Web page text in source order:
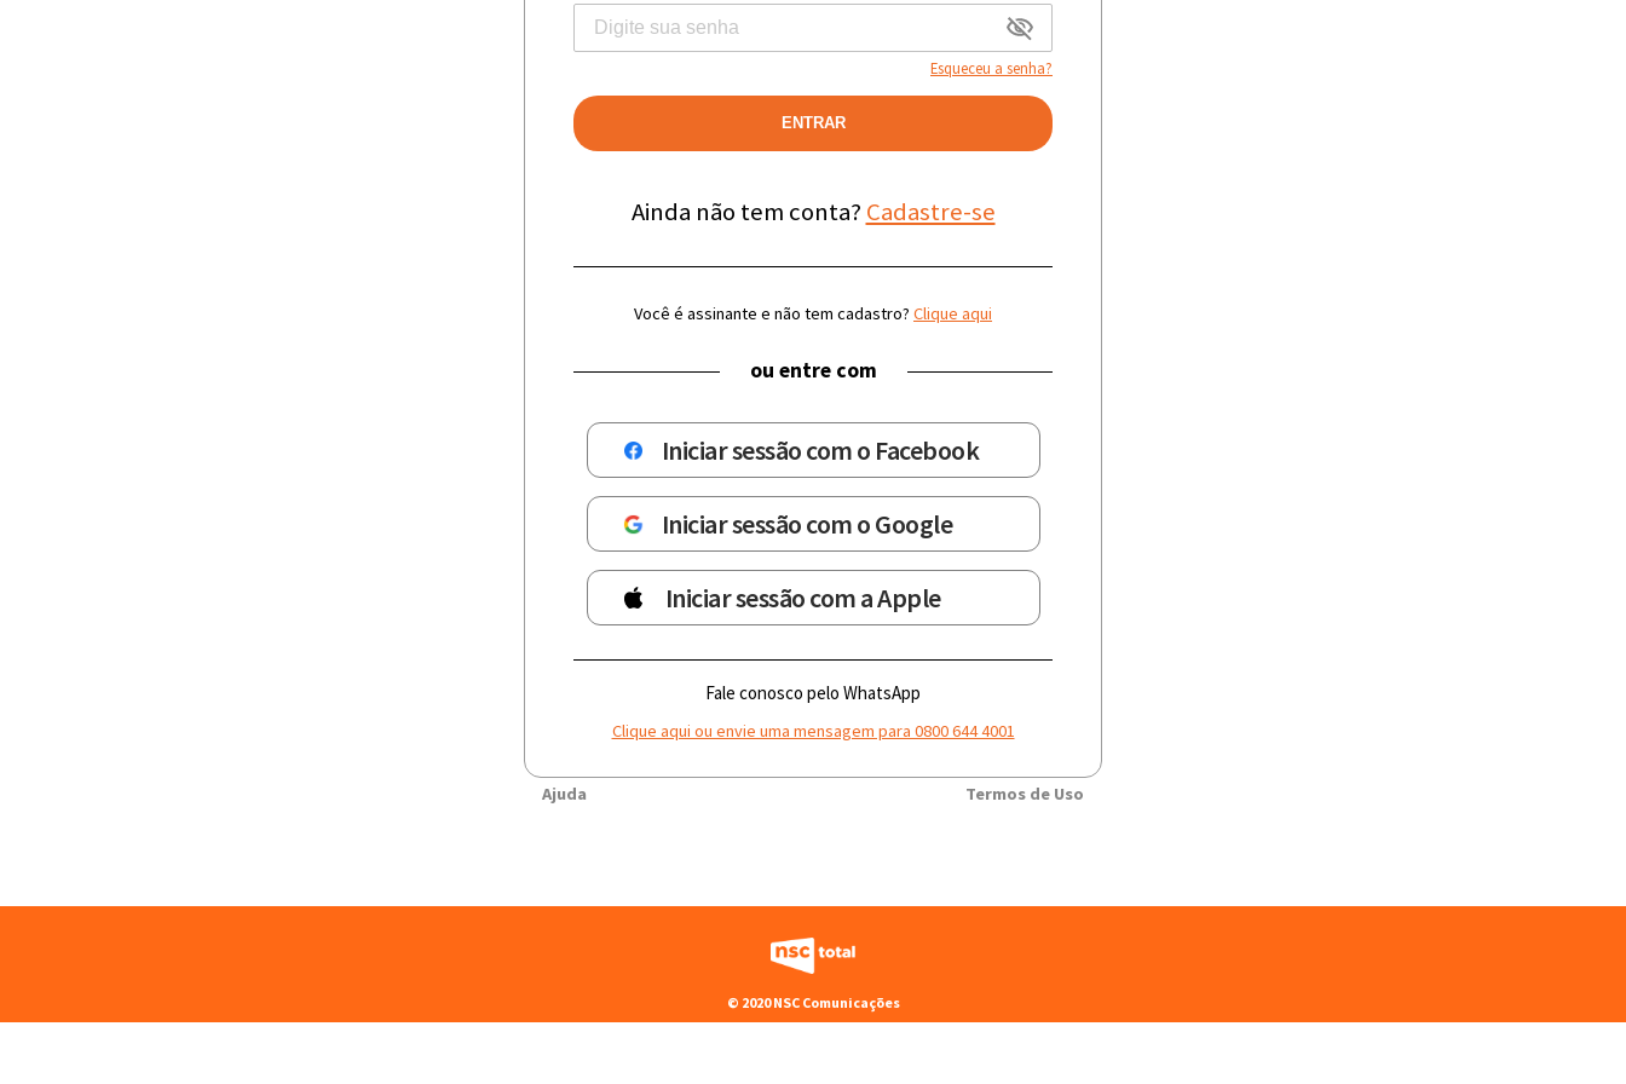
Esqueceu a senha?
ENTRAR
Ainda não tem conta? Cadastre-se
Você é assinante e não tem cadastro? Clique aqui
ou entre com
Iniciar sessão com o Facebook
Iniciar sessão com o Google
Iniciar sessão com a Apple
Fale conosco pelo WhatsApp
Clique aqui ou envie uma mensagem para 0800 644 4001
Ajuda Termos de Uso
© 2020 NSC Comunicações